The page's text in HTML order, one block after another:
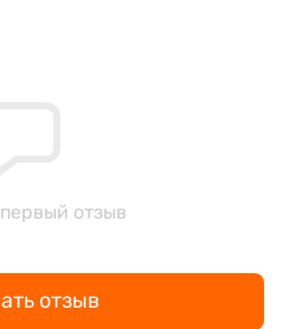
отзыв
отзыв